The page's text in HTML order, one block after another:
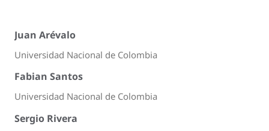
Juan Arévalo
Universidad Nacional de Colombia
Fabian Santos
Universidad Nacional de Colombia
Sergio Rivera